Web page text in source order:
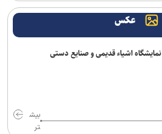
عکس
نمایشگاه اشیاء قدیمی و صنایع دستی
بیش
تر